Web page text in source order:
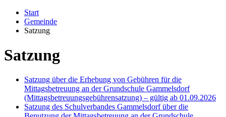
Start
Gemeinde
Satzung
Satzung
Satzung über die Erhebung von Gebühren für die
Mittagsbetreuung an der Grundschule Gammelsdorf
(Mittagsbetreuungsgebührensatzung) – gültig ab 01.09.2026
Satzung des Schulverbandes Gammelsdorf über die